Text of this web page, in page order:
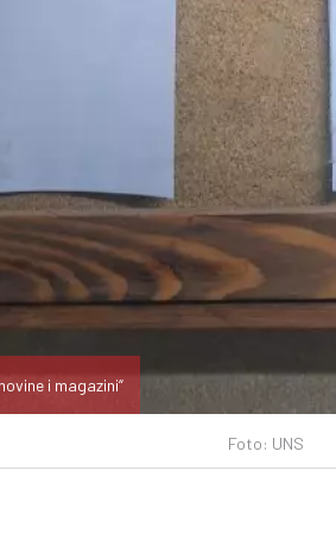
Foto: UNS
i magazini“